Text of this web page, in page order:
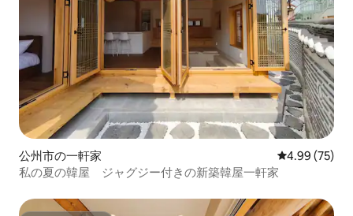
公州市の一軒家 レビュー75
4.99 (75)
私の夏の韓屋 ジャグジー付きの新築韓屋一軒家